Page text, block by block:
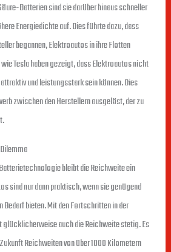
Batterien sind sie darüber hinaus schneller
Energiedichte auf. Dies führte dazu, dass
begannen, Elektroautos in ihre Flotten
Tesla haben gezeigt, dass Elektroautos nicht
und leistungsstark sein können. Dies
zwischen den Herstellern ausgelöst, der zu
bleibt die Reichweite ein
sind nur dann praktisch, wenn sie genügend
bieten. Mit den Fortschritten in der
auch die Reichweite stetig. Es
Reichweiten von über 1000 Kilometern